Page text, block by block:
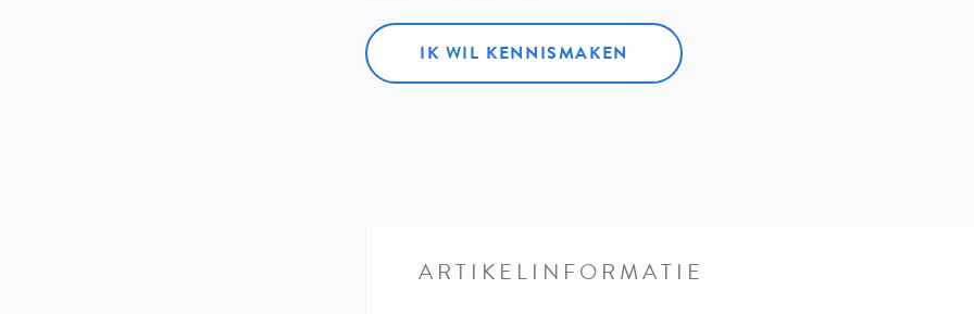
IK WIL KENNISMAKEN
ARTIKELINFORMATIE